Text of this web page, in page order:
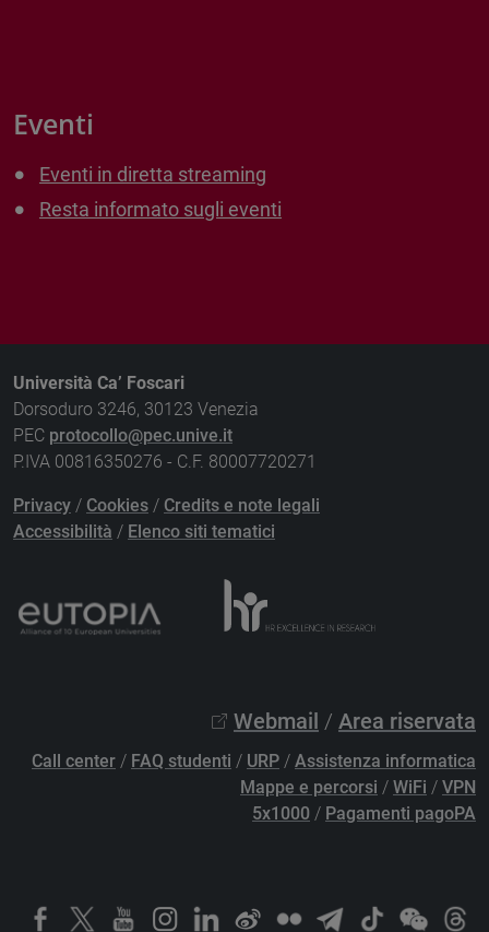
Eventi
Eventi in diretta streaming
Resta informato sugli eventi
Università Ca’ Foscari
Dorsoduro 3246, 30123 Venezia
PEC protocollo@pec.unive.it
P.IVA 00816350276 - C.F. 80007720271
Privacy / Cookies / Credits e note legali
Accessibilità / Elenco siti tematici
Webmail / Area riservata
Call center / FAQ studenti / URP / Assistenza informatica
Mappe e percorsi / WiFi / VPN
5x1000 / Pagamenti pagoPA